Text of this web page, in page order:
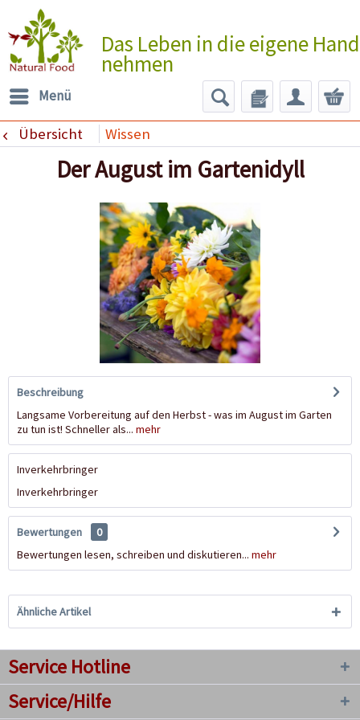
Das Leben in die eigene Hand
nehmen
Menü
Übersicht Wissen
Der August im Gartenidyll
Beschreibung
Langsame Vorbereitung auf den Herbst - was im August im Garten
zu tun ist! Schneller als... mehr
Inverkehrbringer
Inverkehrbringer
Bewertungen
0
Bewertungen lesen, schreiben und diskutieren... mehr
Ähnliche Artikel
Service Hotline
Service/Hilfe